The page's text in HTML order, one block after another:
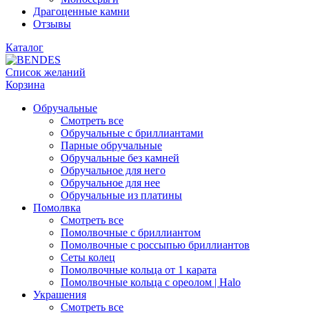
Драгоценные камни
Отзывы
Каталог
Список желаний
Корзина
Обручальные
Смотреть все
Обручальные с бриллиантами
Парные обручальные
Обручальные без камней
Обручальное для него
Обручальное для нее
Обручальные из платины
Помолвка
Смотреть все
Помолвочные с бриллиантом
Помолвочные с россыпью бриллиантов
Сеты колец
Помолвочные кольца от 1 карата
Помолвочные кольца с ореолом | Halo
Украшения
Смотреть все